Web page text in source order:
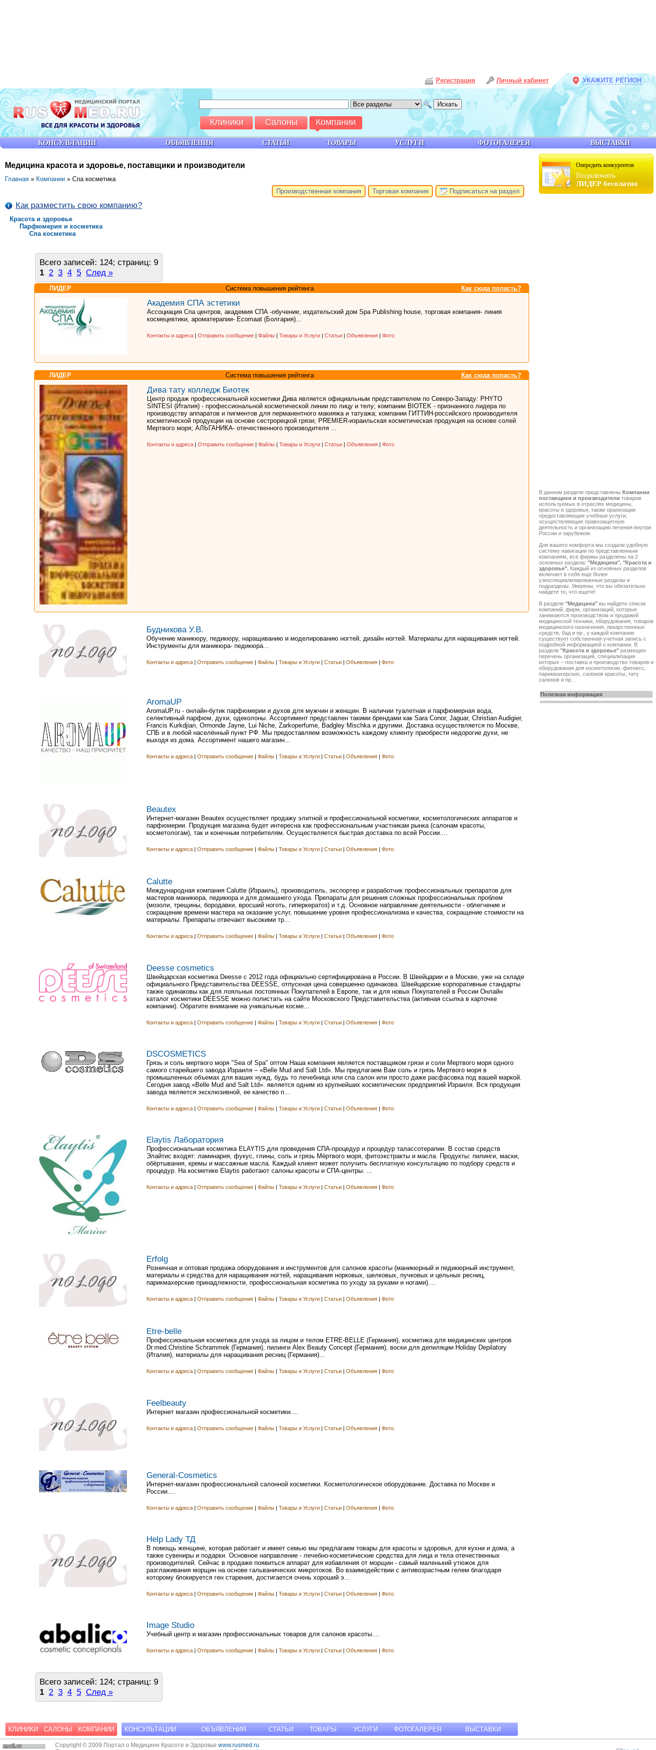
Опередить конкурентов
Подключить
ЛИДЕР бесплатно
В данном разделе представлены Компании
поставщики и производители товаров
используемых в отраслях медицины,
красоты и здоровья, также оранизации
предоставляющие учебные услуги,
осуществляющие правозащитную
деятельность и организацию лечения внутри
России и зарубежом.
Для вашего комфорта мы создали удобную
систему навигации по представленным
компаниям, все фирмы разделены на 2
основных раздела: "Медицина", "Красота и
здоровье". Каждый из основных разделов
включает в себя еще более
узкоспециализированные разделы и
подразделы. Уверены, что вы обязательно
найдете то, что ищете!
В разделе "Медицина" вы найдете список
компаний, фирм, организаций, которые
занимаются производством и продажей
медицинской техники, оборудования, товаров
медицинского назначения, лекарственных
средств, бад и пр., у каждой компании
существует собственная учетная запись с
подробной информацией о компании. В
разделе "Красота и здоровье" размещен
перечень организаций, специализация
которых – поставка и производство товаров и
оборудования для косметологии, фитнесс,
парикмахерских, салонов красоты, тату
салонов и пр. .
Полезная информация
Медицина красота и здоровье, поставщики и производители
Главная » Компании » Спа косметика
Производственная компания
Торговая компания Подписаться на раздел
Как разместить свою компанию?
Красота и здоровье
Парфюмерия и косметика
Спа косметика
Всего записей: 124; страниц: 9
1 2 3 4 5 След »
ЛИДЕР Система повышения рейтинга Как сюда попасть?
Академия СПА эстетики
Ассоциация Спа центров, академия СПА -обучение, издательский дом Spa Publishing house, торговая компания- линия
космецевтики, ароматерапии- Ecomaat (Болгария)...
Контакты и адреса Отправить сообщение Файлы Товары и Услуги Статьи Объявления Фото
ЛИДЕР Система повышения рейтинга Как сюда попасть?
Дива тату колледж Биотек
Центр продаж профессиональной косметики Дива является официальным представителем по Северо-Западу: PHYTO
SINTESI (Италия) - профессиональной косметической линии по лицу и телу; компании BIOTEK - признанного лидера по
производству аппаратов и пигментов для перманентного макияжа и татуажа; компании ГИТТИН-российского производителя
косметической продукции на основе сестрорецкой грязи; PREMIER-израильская косметическая продукция на основе солей
Мертвого моря; АЛЬГАНИКА- отечественного производителя ...
Контакты и адреса Отправить сообщение Файлы Товары и Услуги Статьи Объявления Фото
Будникова У.В.
Обучение маникюру, педикюру, наращиванию и моделированию ногтей, дизайн ногтей. Материалы для наращивания ногтей.
Инструменты для маникюра- педикюра...
Контакты и адреса Отправить сообщение Файлы Товары и Услуги Статьи Объявления Фото
AromaUP
AromaUP.ru - онлайн-бутик парфюмерии и духов для мужчин и женщин. В наличии туалетная и парфюмерная вода,
селективный парфюм, духи, одеколоны. Ассортимент представлен такими брендами как Sara Conor, Jaguar, Christian Audigier,
Francis Kurkdjian, Ormonde Jayne, Lui Niche, Zarkoperfume, Badgley Mischka и другими. Доставка осуществляется по Москве,
СПБ и в любой населённый пункт РФ. Мы предоставляем возможность каждому клиенту приобрести недорогие духи, не
выходя из дома. Ассортимент нашего магазин...
Контакты и адреса Отправить сообщение Файлы Товары и Услуги Статьи Объявления Фото
Beautex
Интернет-магазин Beautex осуществляет продажу элитной и профессиональной косметики, косметологических аппаратов и
парфюмерии. Продукция магазина будет интересна как профессиональным участникам рынка (салонам красоты,
косметологам), так и конечным потребителям. Осуществляется быстрая доставка по всей России....
Контакты и адреса Отправить сообщение Файлы Товары и Услуги Статьи Объявления Фото
Calutte
Международная компания Calutte (Израиль), производитель, экспортер и разработчик профессиональных препаратов для
мастеров маникюра, педикюра и для домашнего ухода. Препараты для решения сложных профессиональных проблем
(мозоли, трещины, бородавки, вросший ноготь, гиперкератоз) и т.д. Основное направление деятельности - облегчение и
сокращение времени мастера на оказание услуг, повышение уровня профессионализма и качества, сокращение стоимости на
материалы. Препараты отвечают высокими тр...
Контакты и адреса Отправить сообщение Файлы Товары и Услуги Статьи Объявления Фото
Deesse cosmetics
Швейцарская косметика Deesse с 2012 года официально сертифицирована в России. В Швейцарии и в Москве, уже на складе
официального Представительства DEESSE, отпускная цена совершенно одинакова. Швейцарские корпоративные стандарты
также одинаковы как для лояльных постоянных Покупателей в Европе, так и для новых Покупателей в России Онлайн
каталог косметики DEESSE можно полистать на сайте Московского Представительства (активная ссылка в карточке
компании). Обратите внимание на уникальные косме...
Контакты и адреса | Отправить сообщение | Файлы | Товары и Услуги | Статьи | Объявления | Фото
DSCOSMETICS
Грязь и соль мертвого моря "Sea of Spa" оптом Наша компания является поставщиком грязи и соли Мертвого моря одного
самого старейшего завода Израиля – «Belle Mud and Salt Ltd». Мы предлагаем Вам соль и грязь Мертвого моря в
промышленных объемах для ваших нужд, будь то лечебница или спа салон или просто даже расфасовка под вашей маркой.
Сегодня завод «Belle Mud and Salt Ltd». является одним из крупнейших косметических предприятий Израиля. Вся продукция
завода является эксклюзивной, ее качество п...
Контакты и адреса | Отправить сообщение | Файлы | Товары и Услуги | Статьи | Объявления | Фото
Elaytis Лаборатория
Профессиональная косметика ELAYTIS для проведения СПА-процедур и процедур талассотерапии. В состав средств
Элайтис входят: ламинария, фукус, глины, соль и грязь Мёртвого моря, фитоэкстракты и масла. Продукты: пилинги, маски,
обёртывания, кремы и массажные масла. Каждый клиент может получить бесплатную консультацию по подбору средств и
процедур. На косметике Elaytis работают салоны красоты и СПА-центры. ...
Контакты и адреса | Отправить сообщение | Файлы | Товары и Услуги | Статьи | Объявления | Фото
Erfolg
Розничная и оптовая продажа оборудования и инструментов для салонов красоты (маникюрный и педикюрный инструмент,
материалы и средства для наращивания ногтей, наращивания норковых, шелковых, пучковых и цельных ресниц,
парикмахерские принадлежности, профессиональная косметика по уходу за руками и ногами)....
Контакты и адреса | Отправить сообщение | Файлы | Товары и Услуги | Статьи | Объявления | Фото
Etre-belle
Профессиональная косметика для ухода за лицом и телом ETRE-BELLE (Германия), косметика для медицинских центров
Dr.med.Christine Schrammek (Германия), пилинги Alex Beauty Concept (Германия), воски для депиляции Holiday Depilatory
(Италия), материалы для наращивания ресниц (Германия)...
Контакты и адреса | Отправить сообщение | Файлы | Товары и Услуги | Статьи | Объявления | Фото
Feelbeauty
Интернет магазин профессиональной косметики....
Контакты и адреса | Отправить сообщение | Файлы | Товары и Услуги | Статьи | Объявления | Фото
General-Cosmetics
Интернет-магазин профессиональной салонной косметики. Косметологическое оборудование. Доставка по Москве и
России....
Контакты и адреса | Отправить сообщение | Файлы | Товары и Услуги | Статьи | Объявления | Фото
Help Lady ТД
В помощь женщине, которая работает и имеет семью мы предлагаем товары для красоты и здоровья, для кухни и дома, а
также сувениры и подарки. Основное направление - лечебно-косметические средства для лица и тела отечественных
производителей. Сейчас в продаже появиться аппарат для избавления от морщин - самый маленький утюжок для
разглаживания морщин на основе гальванических микротоков. Во взаимодействии с антивозрастным гелем благодаря
которому блокируется ген старения, достигается очень хороший э...
Контакты и адреса | Отправить сообщение | Файлы | Товары и Услуги | Статьи | Объявления | Фото
Image Studio
Учебный центр и магазин профессиональных товаров для салонов красоты....
Контакты и адреса | Отправить сообщение | Файлы | Товары и Услуги | Статьи | Объявления | Фото
Всего записей: 124; страниц: 9
1 2 3 4 5 След »
КЛИНИКИ САЛОНЫ КОМПАНИИ КОНСУЛЬТАЦИИ ОБЪЯВЛЕНИЯ СТАТЬИ ТОВАРЫ УСЛУГИ ФОТОГАЛЕРЕЯ ВЫСТАВКИ
КОНСУЛЬТАЦИИ ОБЪЯВЛЕНИЯ СТАТЬИ ТОВАРЫ УСЛУГИ ФОТОГАЛЕРЕЯ ВЫСТАВКИ
Клиники Салоны Компании
Личный кабинет
Регистрация УКАЖИТЕ РЕГИОН
Copyright © 2009 Портал о Медицине Красоте и Здоровье www.rusmed.ru